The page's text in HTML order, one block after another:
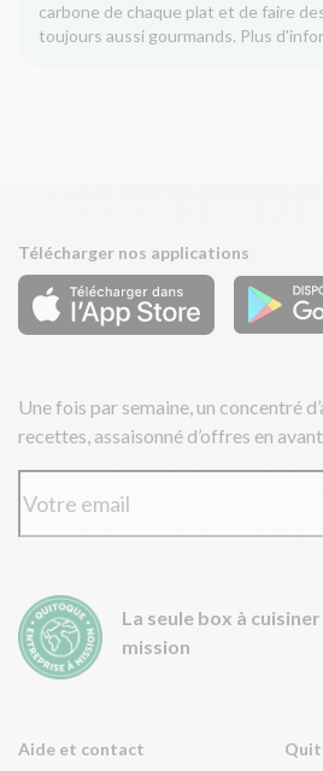
carbone de chaque plat et de faire
toujours aussi gourmands. Plus
Aide et contact
Télécharger nos applications
Une fois par semaine, un concentré
recettes, assaisonné d’offres en
La seule box à
mission